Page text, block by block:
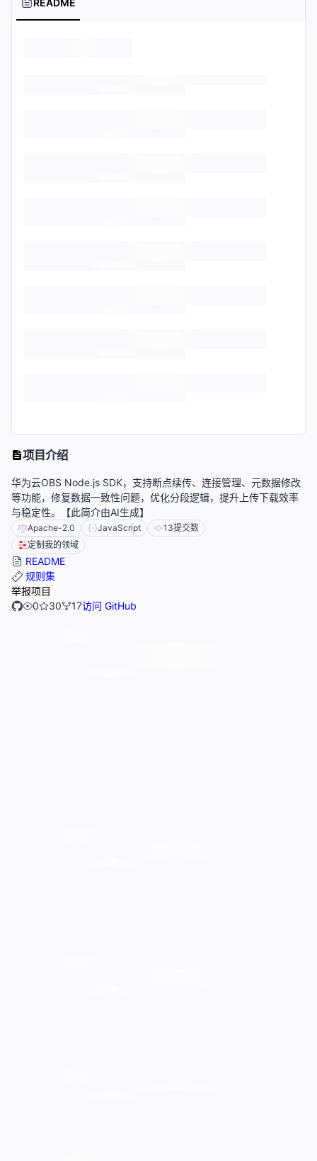
README
项目介绍
华为云OBS Node.js SDK，支持断点续传、连接管理、元数据修改
等功能，修复数据一致性问题，优化分段逻辑，提升上传下载效率
与稳定性。【此简介由AI生成】
Apache-2.0 JavaScript 13提交数
定制我的领域
README
规则集
举报项目
0
30 17访问 GitHub